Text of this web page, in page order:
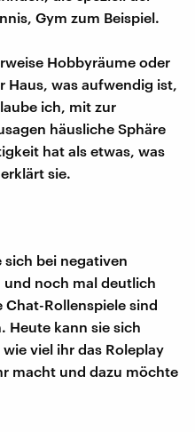
Gym zum Beispiel.
Hobbyräume oder
Haus, was aufwendig ist,
ich, mit zur
häusliche Sphäre
hat als etwas, was
sie.
sich bei negativen
noch mal deutlich
Rollenspiele sind
Heute kann sie sich
viel ihr das Roleplay
macht und dazu möchte